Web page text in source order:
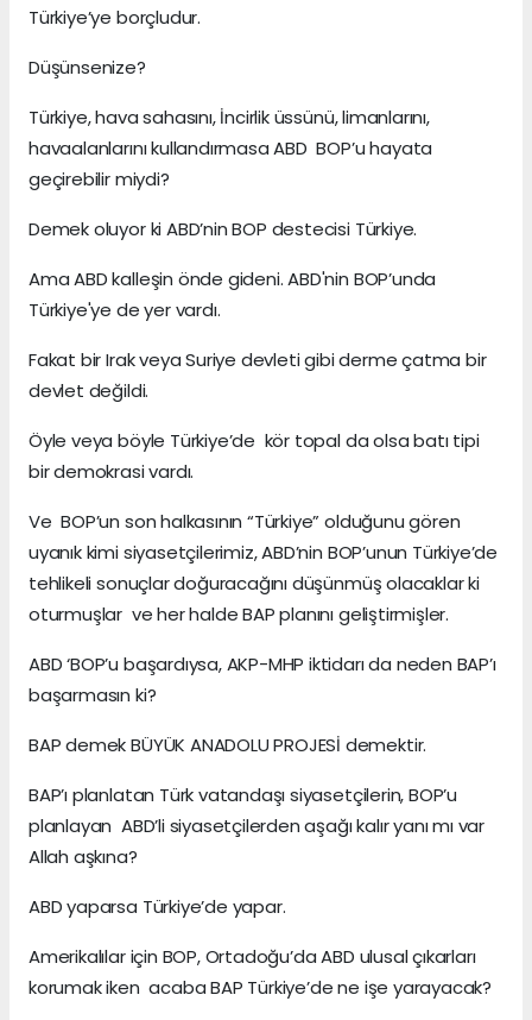
Türkiye’ye borçludur.
Düşünsenize?
Türkiye, hava sahasını, İncirlik üssünü, limanlarını,
havaalanlarını kullandırmasa ABD BOP’u hayata
geçirebilir miydi?
Demek oluyor ki ABD’nin BOP destecisi Türkiye.
Ama ABD kalleşin önde gideni. ABD'nin BOP’unda
Türkiye'ye de yer vardı.
Fakat bir Irak veya Suriye devleti gibi derme çatma bir
devlet değildi.
Öyle veya böyle Türkiye’de kör topal da olsa batı tipi
bir demokrasi vardı.
Ve BOP’un son halkasının “Türkiye” olduğunu gören
uyanık kimi siyasetçilerimiz, ABD’nin BOP’unun Türkiye’de
tehlikeli sonuçlar doğuracağını düşünmüş olacaklar ki
oturmuşlar ve her halde BAP planını geliştirmişler.
ABD ‘BOP’u başardıysa, AKP-MHP iktidarı da neden BAP’ı
başarmasın ki?
BAP demek BÜYÜK ANADOLU PROJESİ demektir.
BAP’ı planlatan Türk vatandaşı siyasetçilerin, BOP’u
planlayan ABD’li siyasetçilerden aşağı kalır yanı mı var
Allah aşkına?
ABD yaparsa Türkiye’de yapar.
Amerikalılar için BOP, Ortadoğu’da ABD ulusal çıkarları
korumak iken acaba BAP Türkiye’de ne işe yarayacak?